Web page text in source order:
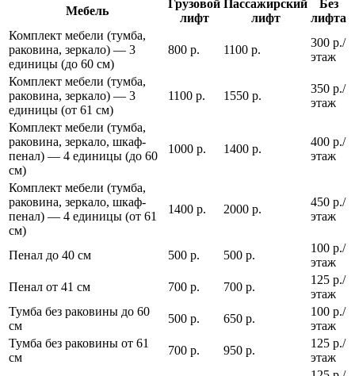
Мебель
Грузовой
лифт
Пассажирский
лифт
Без
лифта
Комплект мебели (тумба,
раковина, зеркало) — 3
единицы (до 60 см)
800 р. 1100 р.
300 р./
этаж
Комплект мебели (тумба,
раковина, зеркало) — 3
единицы (от 61 см)
1100 р. 1550 р.
350 р./
этаж
Комплект мебели (тумба,
раковина, зеркало, шкаф-
пенал) — 4 единицы (до 60
см)
1000 р. 1400 р.
400 р./
этаж
Комплект мебели (тумба,
раковина, зеркало, шкаф-
пенал) — 4 единицы (от 61
см)
1400 р. 2000 р.
450 р./
этаж
Пенал до 40 см 500 р. 500 р.
100 р./
этаж
Пенал от 41 см
700 р. 700 р.
125 р./
этаж
Тумба без раковины до 60
см
500 р. 650 р.
100 р./
этаж
Тумба без раковины от 61
см
700 р. 950 р.
125 р./
этаж